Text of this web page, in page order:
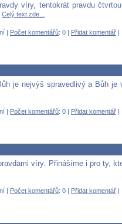
víry, tentokrát pravdu
Celý text zde...
| Počet komentářů: 0 | Přidat komentář |
je nejvýš spravedlivý a Bůh je
| Počet komentářů: 0 | Přidat komentář
víry. Přinášíme i pro ty,
| Počet komentářů: 0 | Přidat komentář